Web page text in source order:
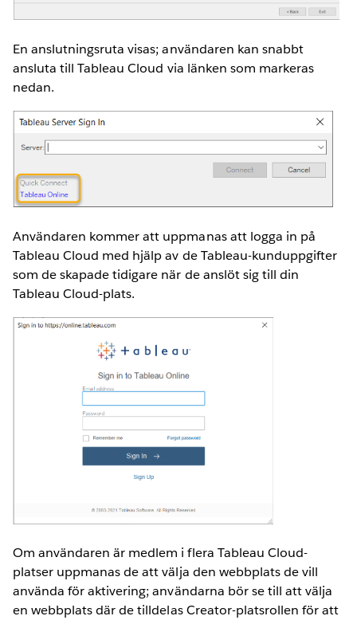
En anslutningsruta visas; användaren kan snabbt
ansluta till Tableau Cloud via länken som markeras
nedan.
Användaren kommer att uppmanas att logga in på
Tableau Cloud med hjälp av de Tableau-kunduppgifter
som de skapade tidigare när de anslöt sig till din
Tableau Cloud-plats.
Om användaren är medlem i flera Tableau Cloud-
platser uppmanas de att välja den webbplats de vill
använda för aktivering; användarna bör se till att välja
en webbplats där de tilldelas Creator-platsrollen för att